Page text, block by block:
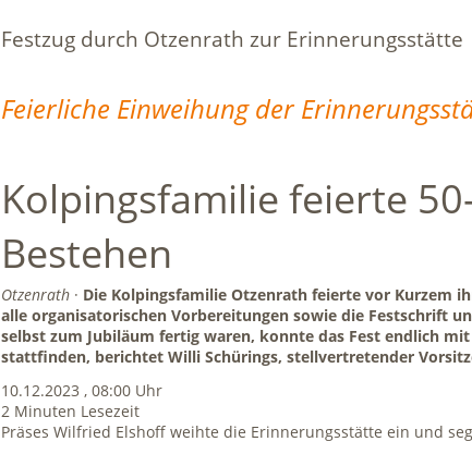
Festzug durch Otzenrath zur Erinnerungsstätte
Feierliche Einweihung der
Kolpingsfamilie feierte
Bestehen
Otzenrath · Die Kolpingsfamilie Otzenrath feierte vor Kurzem
alle organisatorischen Vorbereitungen sowie die Festschrift
selbst zum Jubiläum fertig waren, konnte das Fest endlich
stattfinden, berichtet Willi Schürings, stellvertretender
10.12.2023 , 08:00 Uhr
2 Minuten Lesezeit
Präses Wilfried Elshoff weihte die Erinnerungsstätte ein und